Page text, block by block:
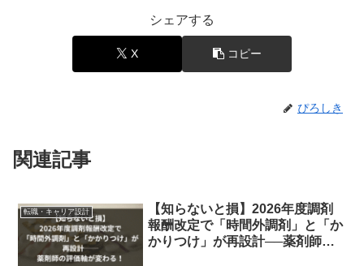
シェアする
X コピー
ぴろしき
関連記事
転職・キャリア設計
【知らないと損】2026年度調剤
報酬改定で「時間外調剤」と「か
かりつけ」が再設計──薬剤師の